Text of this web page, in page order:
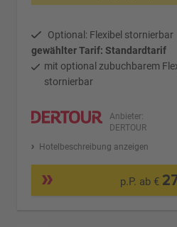
Optional: Flexibel stornierbar
gewählter Tarif: Standardtarif
mit optional zubuchbarem
stornierbar
Anbieter:
DERTOUR
Hotelbeschreibung anzeigen
p.P. ab €